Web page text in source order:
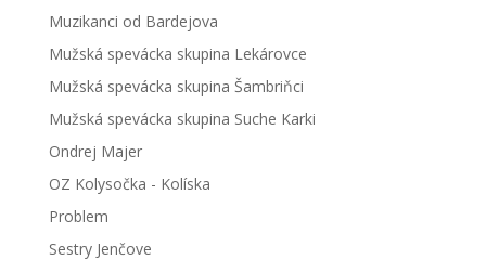
Muzikanci od Bardejova
Mužská spevácka skupina Lekárovce
Mužská spevácka skupina Šambriňci
Mužská spevácka skupina Suche Karki
Ondrej Majer
OZ Kolysočka - Kolíska
Problem
Sestry Jenčove